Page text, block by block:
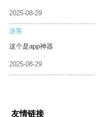
2025-08-29
游客
这个是app神器
2025-08-29
友情链接